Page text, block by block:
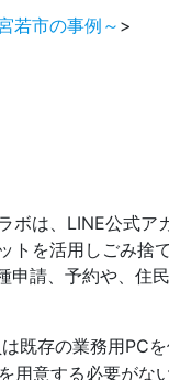
若市の事例～ >
既存の業務用PC
用意する必要がな